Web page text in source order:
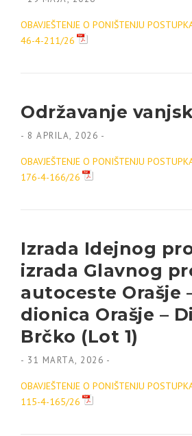
OBAVJEŠTENJE O PONIŠTENJU
46-4-211/26
Održavanje
- 8 APRILA, 2026 -
OBAVJEŠTENJE O PONIŠTENJU
176-4-166/26
Izrada Idejnog
izrada Glavnog
autoceste Orašje
dionica Orašje –
Brčko (Lot 1)
- 31 MARTA, 2026 -
OBAVJEŠTENJE O PONIŠTENJU
115-4-165/26